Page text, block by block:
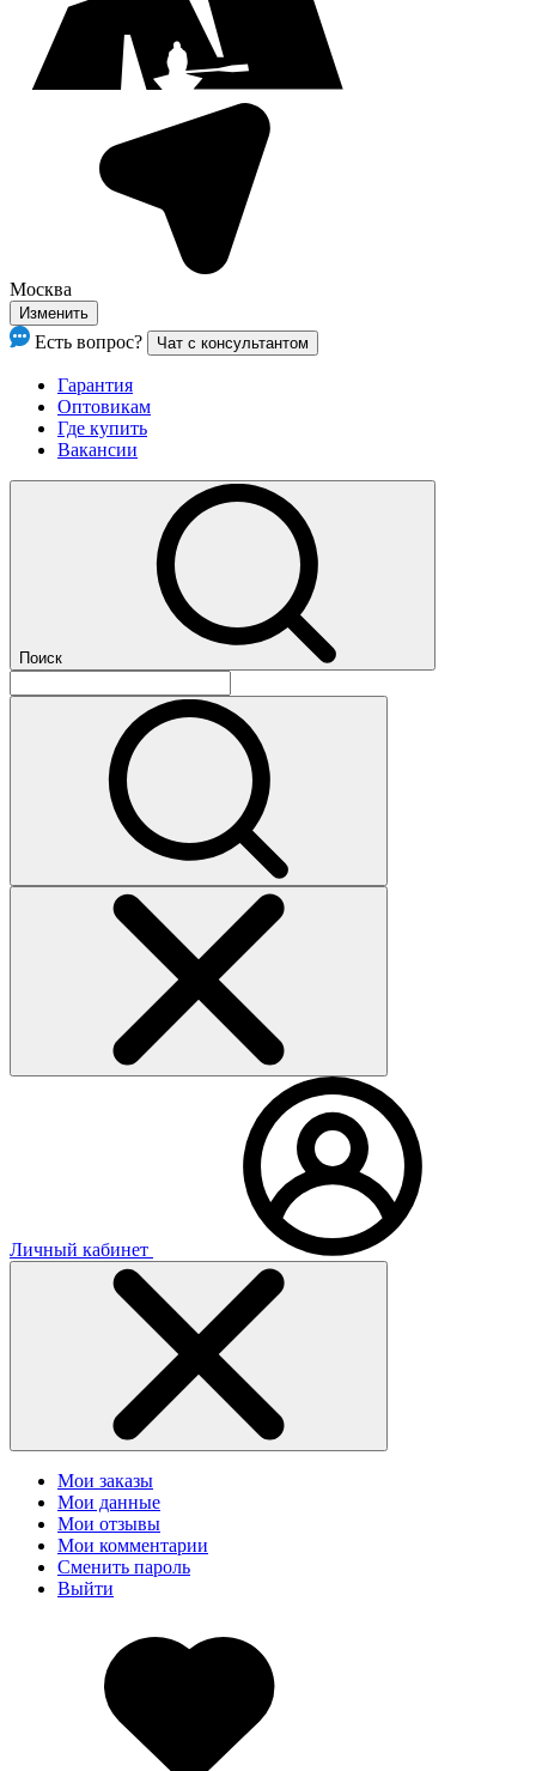
Москва
Изменить
Есть вопрос? Чат с консультантом
Гарантия
Оптовикам
Где купить
Вакансии
Поиск
Личный кабинет
Мои заказы
Мои данные
Мои отзывы
Мои комментарии
Сменить пароль
Выйти